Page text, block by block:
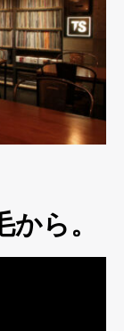
ら。